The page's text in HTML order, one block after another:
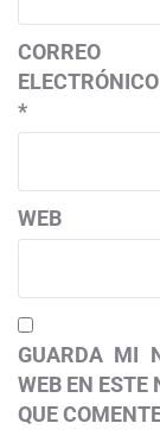
CORREO
ELECTRÓNICO
*
WEB
GUARDA MI
WEB EN ESTE
QUE